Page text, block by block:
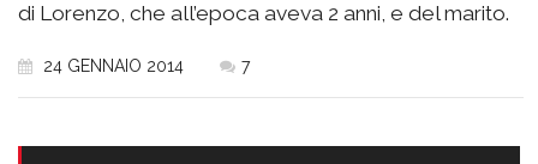
di Lorenzo, che all’epoca aveva 2 anni, e del marito.
24 GENNAIO 2014 7